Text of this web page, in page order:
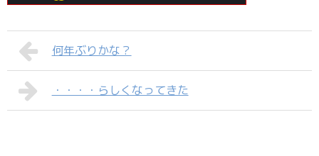
何年ぶりかな？
・・・・らしくなってきた